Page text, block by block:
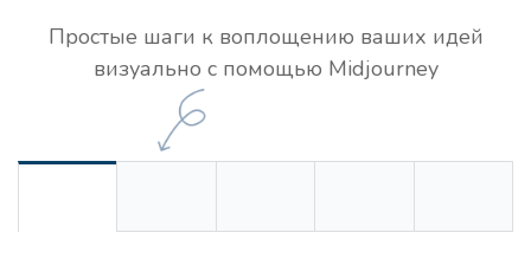
Простые шаги к воплощению ваших идей
визуально с помощью Midjourney